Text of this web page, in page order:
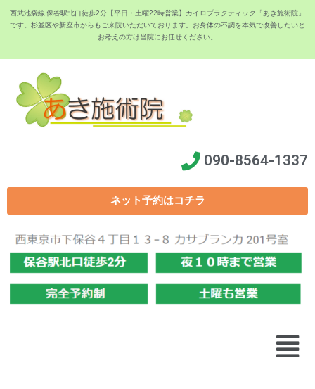
西武池袋線 保谷駅北口徒歩2分【平日・土曜22時営業】カイロプラクティック「あき施術院」
です。杉並区や新座市からもご来院いただいております。お身体の不調を本気で改善したいと
お考えの方は当院にお任せください。
090-8564-1337
ネット予約はコチラ